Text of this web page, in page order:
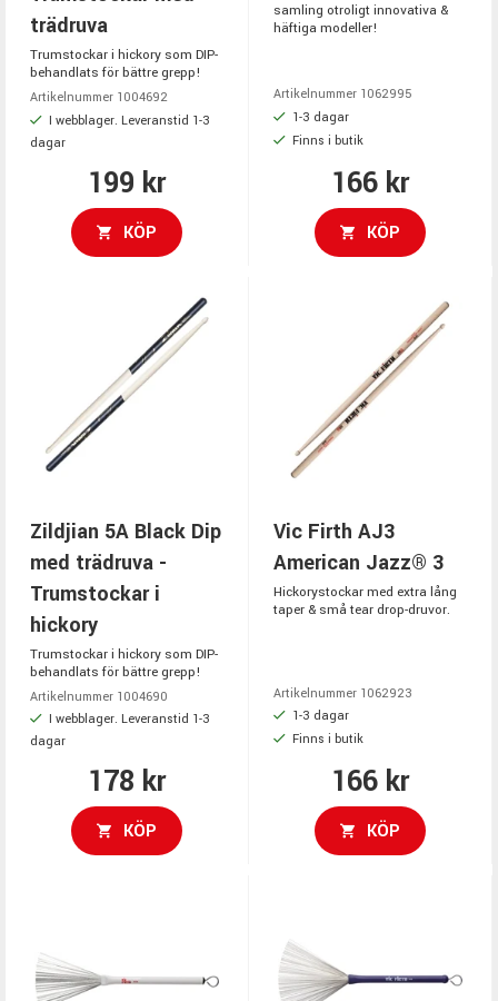
trädruva
Trumstockar i hickory som DIP-
behandlats för bättre grepp!
Artikelnummer 1004692
I webblager. Leveranstid 1-3
dagar
199 kr
KÖP
samling otroligt innovativa &
häftiga modeller!
Artikelnummer 1062995
1-3 dagar
Finns i butik
166 kr
KÖP
Zildjian 5A Black Dip
med trädruva -
Trumstockar i
hickory
Trumstockar i hickory som DIP-
behandlats för bättre grepp!
Artikelnummer 1004690
I webblager. Leveranstid 1-3
dagar
178 kr
KÖP
Vic Firth AJ3
American Jazz® 3
Hickorystockar med extra lång
taper & små tear drop-druvor.
Artikelnummer 1062923
1-3 dagar
Finns i butik
166 kr
KÖP